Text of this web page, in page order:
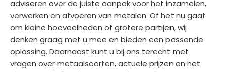
adviseren over de juiste aanpak voor het inzamelen,
verwerken en afvoeren van metalen. Of het nu gaat
om kleine hoeveelheden of grotere partijen, wij
denken graag met u mee en bieden een passende
oplossing. Daarnaast kunt u bij ons terecht met
vragen over metaalsoorten, actuele prijzen en het